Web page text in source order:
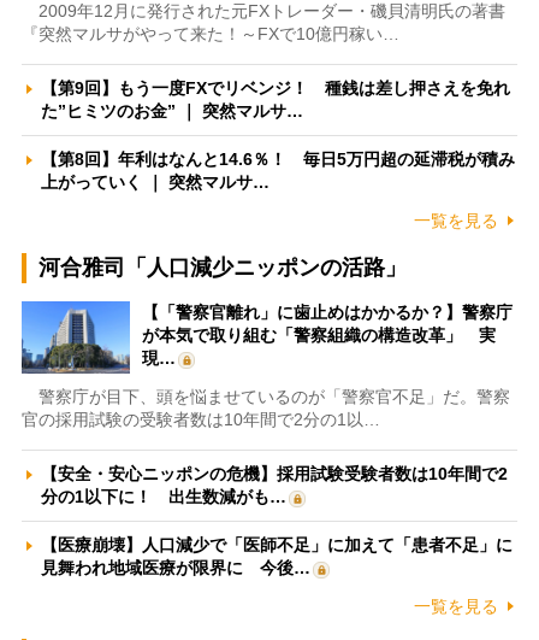
2009年12月に発行された元FXトレーダー・磯貝清明氏の著書
『突然マルサがやって来た！～FXで10億円稼い…
【第9回】もう一度FXでリベンジ！ 種銭は差し押さえを免れ
た”ヒミツのお金” ｜ 突然マルサ…
【第8回】年利はなんと14.6％！ 毎日5万円超の延滞税が積み
上がっていく ｜ 突然マルサ…
一覧を見る
河合雅司「人口減少ニッポンの活路」
【「警察官離れ」に歯止めはかかるか？】警察庁
が本気で取り組む「警察組織の構造改革」 実
現…
警察庁が目下、頭を悩ませているのが「警察官不足」だ。警察
官の採用試験の受験者数は10年間で2分の1以…
【安全・安心ニッポンの危機】採用試験受験者数は10年間で2
分の1以下に！ 出生数減がも…
【医療崩壊】人口減少で「医師不足」に加えて「患者不足」に
見舞われ地域医療が限界に 今後…
一覧を見る